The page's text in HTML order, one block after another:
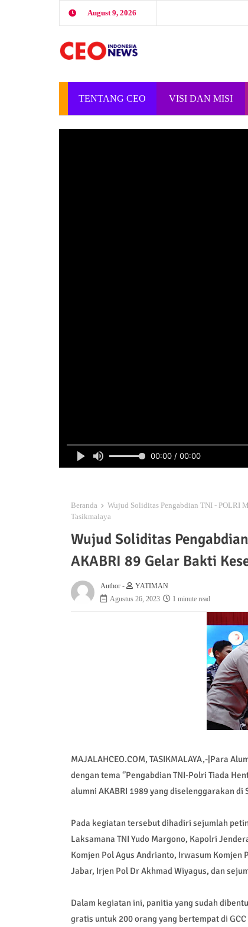
August 9, 2026
TENTANG CEO
INDONESIA
VISI DAN MISI
CEO INDONESIA
00:00 / 00:00
Beranda
Wujud Soliditas Pengabdian TNI - POLRI
Tasikmalaya
Wujud Soliditas
AKABRI 89 Gelar Bakti
Author -
YATIMAN
Agustus 26, 2023
1 minute read
MAJALAHCEO.COM, TASIKMALAYA,-|Para
dengan tema ‘’Pengabdian TNI-Polri Tiada
alumni AKABRI 1989 yang diselenggarakan
Pada kegiatan tersebut dihadiri sejumlah
Laksamana TNI Yudo Margono, Kapolri
Komjen Pol Agus Andrianto, Irwasum Komjen
Jabar, Irjen Pol Dr Akhmad Wiyagus, dan
Dalam kegiatan ini, panitia yang sudah
gratis untuk 200 orang yang bertempat di